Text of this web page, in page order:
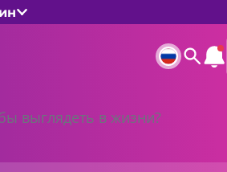
выглядеть в жизни?